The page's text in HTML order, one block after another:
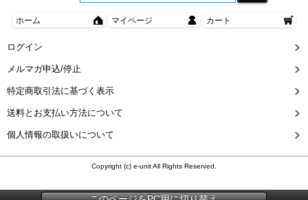
ホーム マイページ カート
ログイン
メルマガ申込/停止
特定商取引法に基づく表示
送料とお支払い方法について
個人情報の取扱いについて
Copyright (c) e-unit All Rights Reserved.